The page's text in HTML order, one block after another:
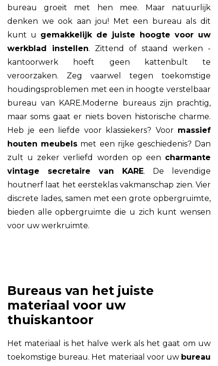
bureau groeit met hen mee. Maar natuurlijk
denken we ook aan jou! Met een bureau als dit
kunt u gemakkelijk de juiste hoogte voor uw
werkblad instellen. Zittend of staand werken -
kantoorwerk hoeft geen kattenbult te
veroorzaken. Zeg vaarwel tegen toekomstige
houdingsproblemen met een in hoogte verstelbaar
bureau van KARE.Moderne bureaus zijn prachtig,
maar soms gaat er niets boven historische charme.
Heb je een liefde voor klassiekers? Voor massief
houten meubels met een rijke geschiedenis? Dan
zult u zeker verliefd worden op een charmante
vintage secretaire van KARE. De levendige
houtnerf laat het eersteklas vakmanschap zien. Vier
discrete lades, samen met een grote opbergruimte,
bieden alle opbergruimte die u zich kunt wensen
voor uw werkruimte.
Bureaus van het juiste
materiaal voor uw
thuiskantoor
Het materiaal is het halve werk als het gaat om uw
toekomstige bureau. Het materiaal voor uw bureau